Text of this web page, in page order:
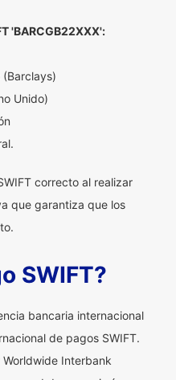
'BARCGB22XXX':
Unido)
correcto al realizar
que garantiza que los
SWIFT?
bancaria internacional
de pagos SWIFT.
Interbank